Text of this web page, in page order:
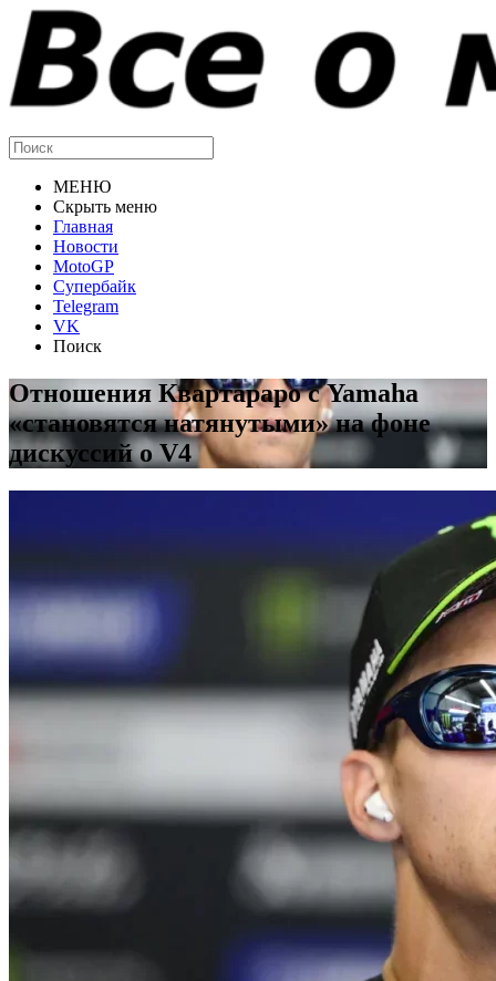
МЕНЮ
Скрыть меню
Главная
Новости
MotoGP
Супербайк
Telegram
VK
Поиск
Отношения Квартараро с Yamaha
«становятся натянутыми» на фоне
дискуссий о V4